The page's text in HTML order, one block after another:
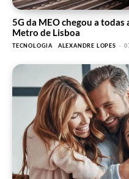
5G da MEO chegou a todas
Metro de Lisboa
TECNOLOGIA ALEXANDRE LOPES -